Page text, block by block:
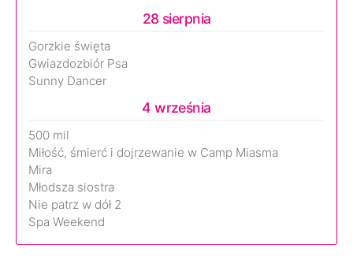
28 sierpnia
Gorzkie święta
Gwiazdozbiór Psa
Sunny Dancer
4 września
500 mil
Miłość, śmierć i dojrzewanie w Camp Miasma
Mira
Młodsza siostra
Nie patrz w dół 2
Spa Weekend